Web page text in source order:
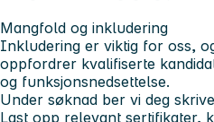
Mangfold og inkludering
Inkludering er viktig for oss,
oppfordrer kvalifiserte
og funksjonsnedsettelse.
Under søknad ber vi deg
Last opp relevant sertifikater,